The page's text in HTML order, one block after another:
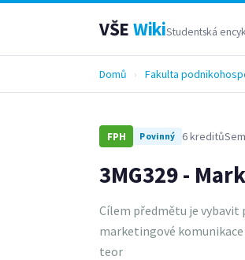
VŠE WikiStudentská
Domů › Fakulta
FPH Povinný 6 kreditů
3MG329 -
Cílem předmětu je
marketingové
teor